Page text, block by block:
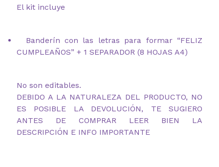
El kit incluye
Banderín con las letras para formar “FELIZ
CUMPLEAÑOS” + 1 SEPARADOR (8 HOJAS A4)
No son editables.
DEBIDO A LA NATURALEZA DEL PRODUCTO, NO
ES POSIBLE LA DEVOLUCIÓN, TE SUGIERO
ANTES DE COMPRAR LEER BIEN LA
DESCRIPCIÓN E INFO IMPORTANTE